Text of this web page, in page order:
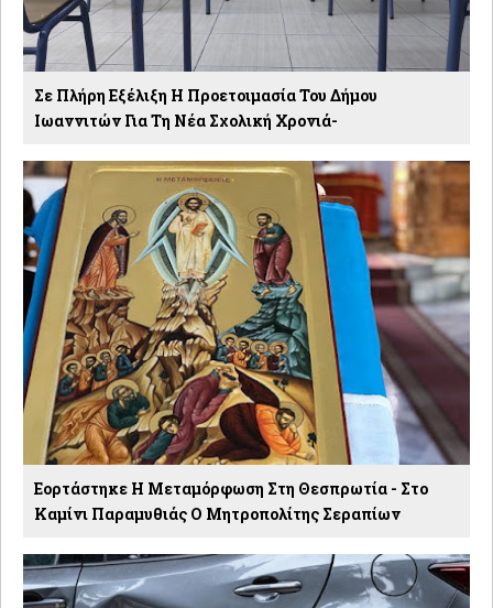
Σε Πλήρη Εξέλιξη Η Προετοιμασία Του Δήμου
Ιωαννιτών Για Τη Νέα Σχολική Χρονιά-
Εορτάστηκε Η Μεταμόρφωση Στη Θεσπρωτία - Στο
Καμίνι Παραμυθιάς Ο Μητροπολίτης Σεραπίων